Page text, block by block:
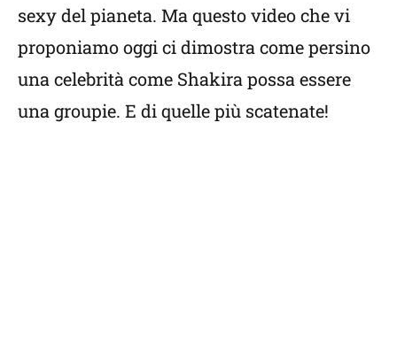
sexy del pianeta. Ma questo video che vi
proponiamo oggi ci dimostra come persino
una celebrità come Shakira possa essere
una groupie. E di quelle più scatenate!